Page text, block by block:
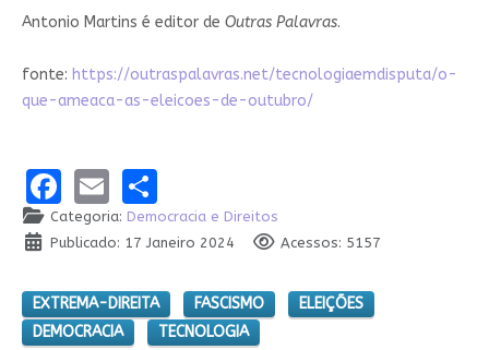
Antonio Martins é editor de Outras Palavras.
fonte: https://outraspalavras.net/tecnologiaemdisputa/o-
que-ameaca-as-eleicoes-de-outubro/
Facebook
EmailShare
Categoria: Democracia e Direitos
Publicado: 17 Janeiro 2024
Acessos: 5157
EXTREMA-DIREITA FASCISMO
ELEIÇÕES
DEMOCRACIA
TECNOLOGIA